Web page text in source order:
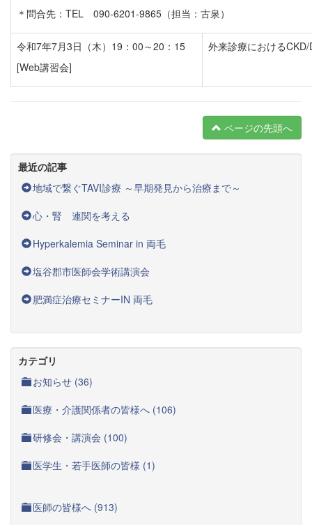
＊問合先：TEL 090-6201-9865（担当：古泉）
令和7年7月3日（木）19：00～20：15
[Web講習会]
外来診療における
ページの先頭へ
最近の記事
地域で繋ぐTAVI診療 ～早期発見から治療まで～
心・腎 連関を考える
Hyperkalemia Seminar in 両毛
塩谷郡市医師会学術講演会
肥満症治療セミナーIN 両毛
カテゴリ
お知らせ (36)
医療・介護関係者の皆様へ (106)
研修会・講演会 (100)
医学生・若手医師の皆様 (1)
医師の皆様へ (913)